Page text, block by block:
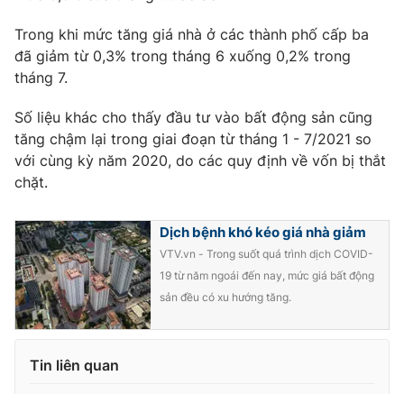
Trong khi mức tăng giá nhà ở các thành phố cấp ba
đã giảm từ 0,3% trong tháng 6 xuống 0,2% trong
tháng 7.
Số liệu khác cho thấy đầu tư vào bất động sản cũng
tăng chậm lại trong giai đoạn từ tháng 1 - 7/2021 so
với cùng kỳ năm 2020, do các quy định về vốn bị thắt
chặt.
Dịch bệnh khó kéo giá nhà giảm
VTV.vn - Trong suốt quá trình dịch COVID-
19 từ năm ngoái đến nay, mức giá bất động
sản đều có xu hướng tăng.
Tin liên quan